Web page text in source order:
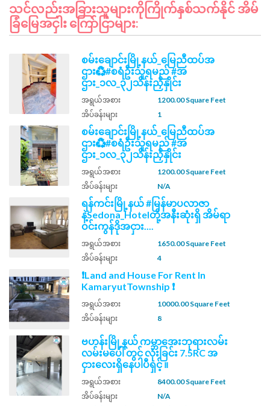
သင်လည်းအခြားသူများကိုကြိုက်နှစ်သက်နိုင် အိမ်
ခြံမြေအငှါး ကြော်ငြာများ:
စမ်းချောင်းမြို့နယ်_မြေညီထပ်အ
ဌား♻️#စရံဦးသူရမည် #အ
ဌား_၁လ_၃၂သိန်းညှိနှိုင်း
အရွယ်အစား
1200.00 Square Feet
အိပ်ခန်းများ
1
စမ်းချောင်းမြို့နယ်_မြေညီထပ်အ
ဌား♻️#စရံဦးသူရမည် #အ
ဌား_၁လ_၃၂သိန်းညှိနှိုင်း
အရွယ်အစား
1200.00 Square Feet
အိပ်ခန်းများ
N/A
ရန်ကင်းမြို့နယ် #မြန်မာပလာဇာ
နဲ့Sedona_Hotelတို့အနီးဆုံးရှိ အိမ်ရာ
ဝင်းကွန်ဒိုအငှား....
အရွယ်အစား
1650.00 Square Feet
အိပ်ခန်းများ
4
❗Land and House For Rent In
KamaryutTownship ❗
အရွယ်အစား
10000.00 Square Feet
အိပ်ခန်းများ
8
ဗဟန်းမြို့နယ် ကမ္ဘာ​အေးဘုရားလမ်း
လမ်းမပေါ် တွင် လုံးခြင်း 7.5RC အ
ငှားလေးရှိနေပါပီရှင့် ။
အရွယ်အစား
8400.00 Square Feet
အိပ်ခန်းများ
N/A